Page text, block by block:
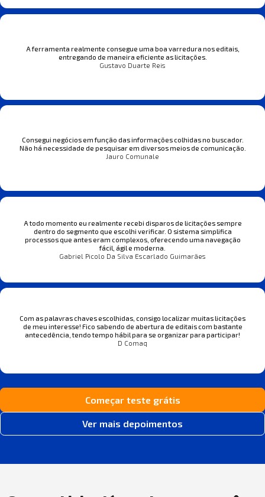
A ferramenta realmente consegue uma boa varredura nos editais,
entregando de maneira eficiente as licitações.
Gustavo Duarte Reis
Consegui negócios em função das informações colhidas no buscador.
Não há necessidade de pesquisar em diversos meios de comunicação.
Jauro Comunale
A todo momento eu realmente recebi disparos de licitações sempre
dentro do segmento que escolhi verificar. O sistema simplifica
processos que antes eram complexos, oferecendo uma navegação
fácil, ágil e moderna.
Gabriel Picolo Da Silva Escarlado Guimarães
Com as palavras chaves escolhidas, consigo localizar muitas licitações
de meu interesse! Fico sabendo de abertura de editais com bastante
antecedência, tendo tempo hábil para se organizar para participar!
D Comaq
Começar teste grátis
Ver mais depoimentos